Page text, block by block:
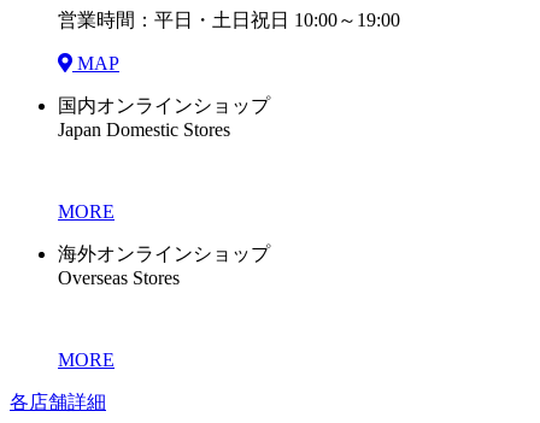
営業時間：平日・土日祝日 10:00～19:00
MAP
国内オンラインショップ
Japan Domestic Stores
MORE
海外オンラインショップ
Overseas Stores
MORE
各店舗詳細